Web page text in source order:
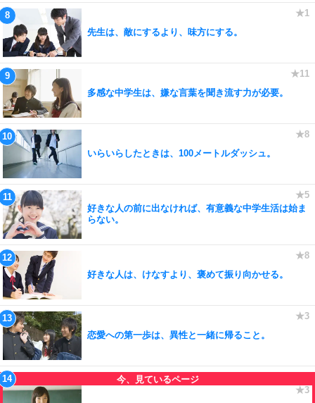
先生は、敵にするより、味方にする。
多感な中学生は、嫌な言葉を聞き流す力が必要。
いらいらしたときは、100メートルダッシュ。
好きな人の前に出なければ、有意義な中学生活は始ま
らない。
好きな人は、けなすより、褒めて振り向かせる。
恋愛への第一歩は、異性と一緒に帰ること。